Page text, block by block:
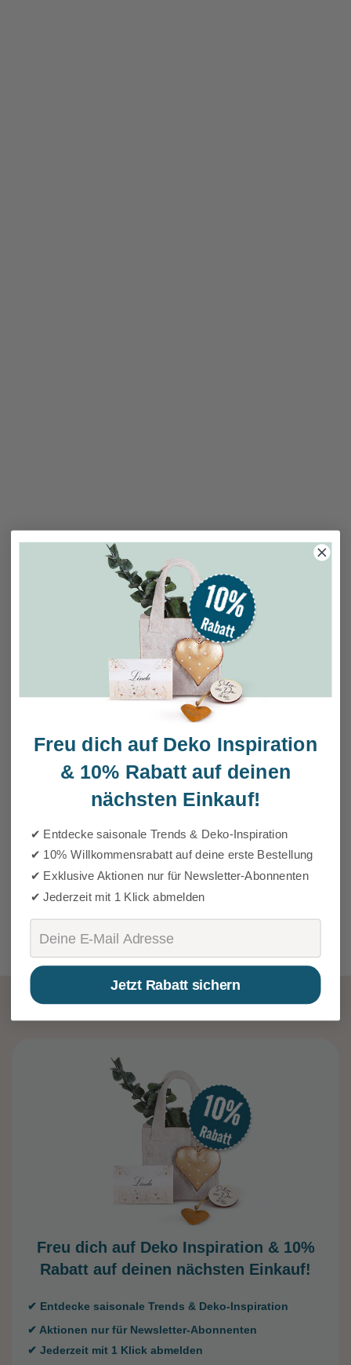
Freu dich auf Deko Inspiration & 10%
Rabatt auf deinen nächsten Einkauf!
✔ Entdecke saisonale Trends & Deko-Inspiration
✔ Aktionen nur für Newsletter-Abonnenten
✔ Jederzeit mit 1 Klick abmelden
Freu dich auf Deko Inspiration
& 10% Rabatt auf deinen
nächsten Einkauf!
✔ Entdecke saisonale Trends & Deko-Inspiration
✔ 10% Willkommensrabatt auf deine erste Bestellung
✔ Exklusive Aktionen nur für Newsletter-Abonnenten
✔ Jederzeit mit 1 Klick abmelden
Jetzt Rabatt sichern